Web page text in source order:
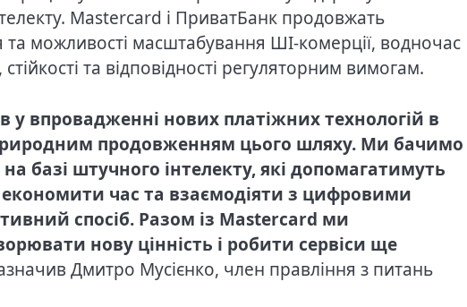
Mastercard і ПриватБанк продовжать
та можливості масштабування ШІ-комерції, водночас
та відповідності регуляторним вимогам.
у впровадженні нових платіжних технологій в
природним продовженням цього шляху. Ми бачимо
базі штучного інтелекту, які допомагатимуть
час та взаємодіяти з цифровими
спосіб. Разом із Mastercard ми
нову цінність і робити сервіси ще
Дмитро Мусієнко, член правління з питань